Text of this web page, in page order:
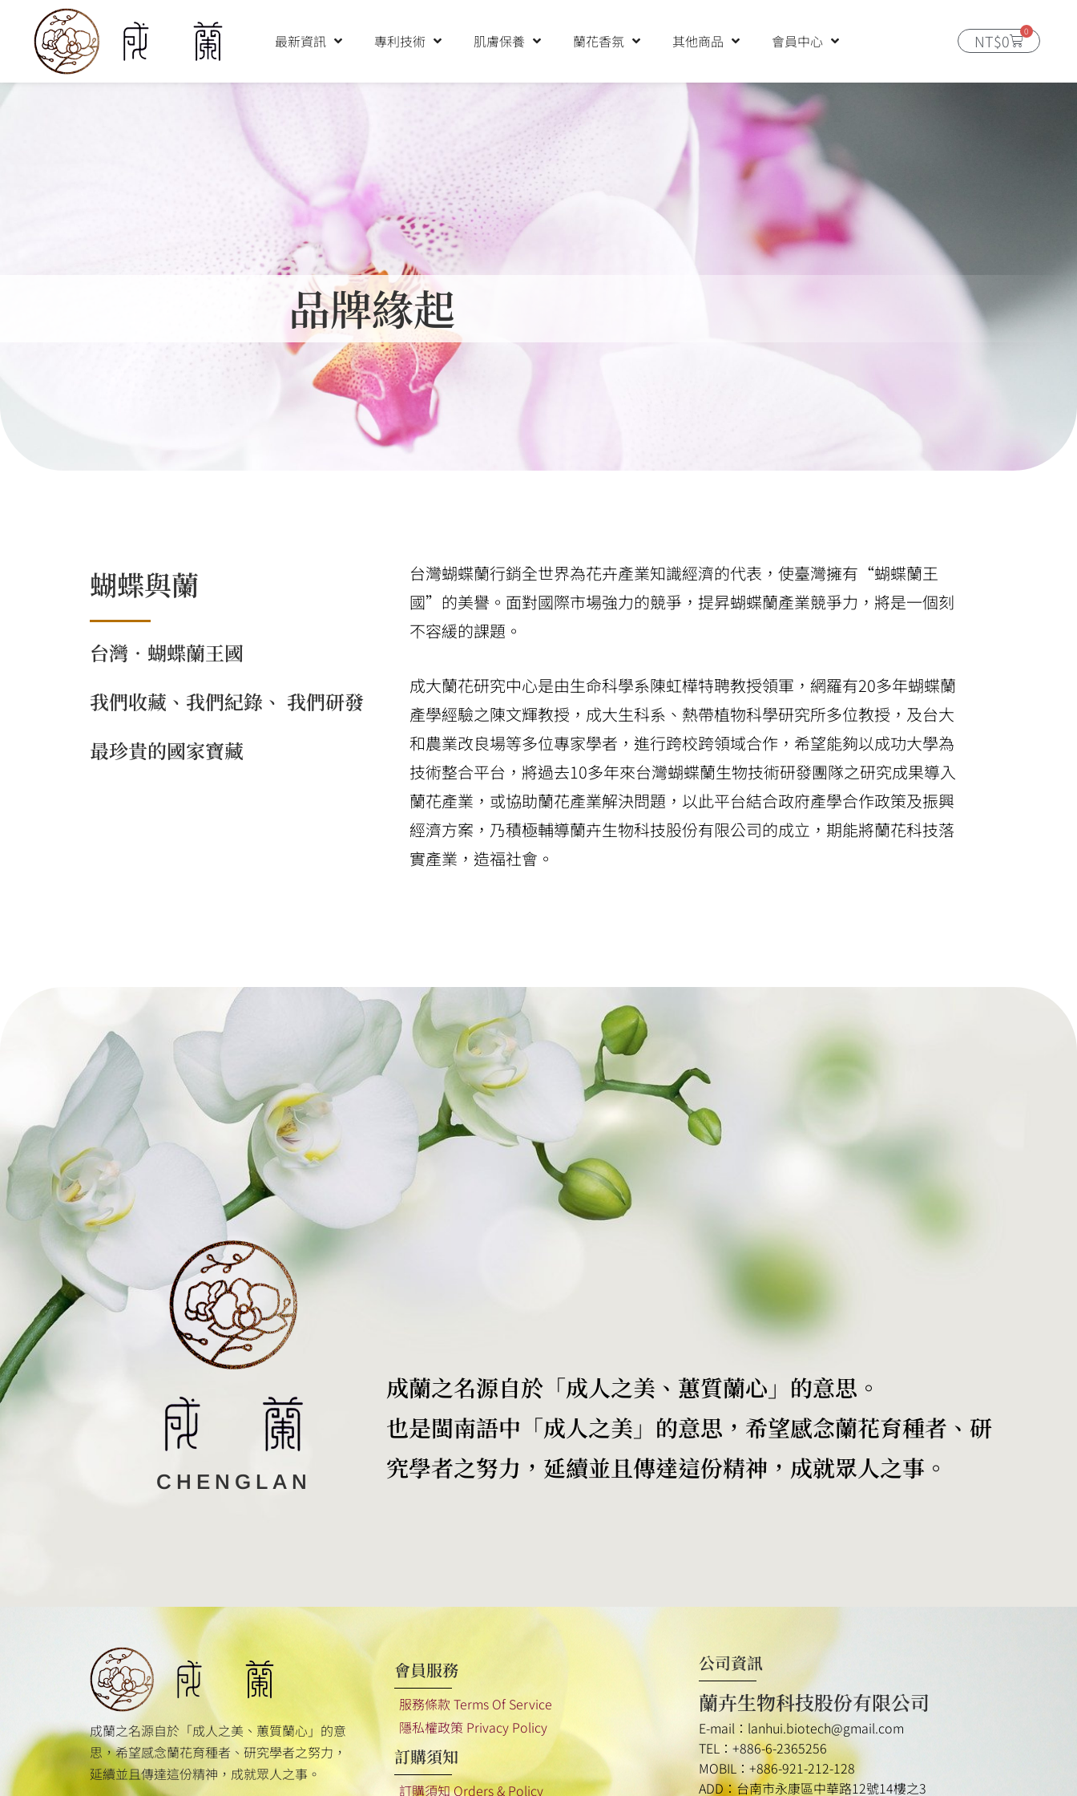
內
最新資訊 專利技術 肌膚保養 蘭花香氛 其他商品 會員中心 NT$0 0
購
物
品牌緣起
蝴蝶與蘭
台灣．蝴蝶蘭王國
我們收藏、我們紀錄、 我們研發
最珍貴的國家寶藏
台灣蝴蝶蘭行銷全世界為花卉產業知識經濟的代表，使臺灣擁有“蝴蝶蘭王
國”的美譽。面對國際市場強力的競爭，提昇蝴蝶蘭產業競爭力，將是一個刻
不容緩的課題。
成大蘭花研究中心是由生命科學系陳虹樺特聘教授領軍，網羅有20多年蝴蝶蘭
產學經驗之陳文輝教授，成大生科系、熱帶植物科學研究所多位教授，及台大
和農業改良場等多位專家學者，進行跨校跨領域合作，希望能夠以成功大學為
技術整合平台，將過去10多年來台灣蝴蝶蘭生物技術研發團隊之研究成果導入
蘭花產業，或協助蘭花產業解決問題，以此平台結合政府產學合作政策及振興
經濟方案，乃積極輔導蘭卉生物科技股份有限公司的成立，期能將蘭花科技落
實產業，造福社會。
CHENGLAN
成蘭之名源自於「成人之美、蕙質蘭心」的意思。
也是閩南語中「成人之美」的意思，希望感念蘭花育種者、研
究學者之努力，延續並且傳達這份精神，成就眾人之事。
成蘭之名源自於「成人之美、蕙質蘭心」的意
思，希望感念蘭花育種者、研究學者之努力，
延續並且傳達這份精神，成就眾人之事。
會員服務
服務條款 Terms Of Service
隱私權政策 Privacy Policy
訂購須知
訂購須知 Orders & Policy
公司資訊
蘭卉生物科技股份有限公司
E-mail：lanhui.biotech@gmail.com
TEL：+886-6-2365256
MOBIL：+886-921-212-128
ADD：台南市永康區中華路12號14樓之3